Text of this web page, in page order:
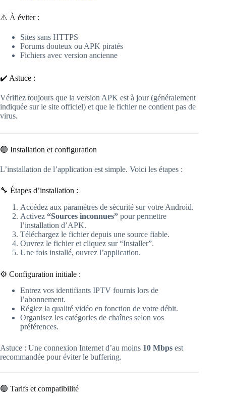
⚠️ À éviter :
Sites sans HTTPS
Forums douteux ou APK piratés
Fichiers avec version ancienne
✔️ Astuce :
Vérifiez toujours que la version APK est à jour (généralement
indiquée sur le site officiel) et que le fichier ne contient pas de
virus.
🟢 Installation et configuration
L’installation de l’application est simple. Voici les étapes :
🔧 Étapes d’installation :
Accédez aux paramètres de sécurité sur votre Android.
Activez “Sources inconnues” pour permettre
l’installation d’APK.
Téléchargez le fichier depuis une source fiable.
Ouvrez le fichier et cliquez sur “Installer”.
Une fois installé, ouvrez l’application.
⚙️ Configuration initiale :
Entrez vos identifiants IPTV fournis lors de
l’abonnement.
Réglez la qualité vidéo en fonction de votre débit.
Organisez les catégories de chaînes selon vos
préférences.
Astuce : Une connexion Internet d’au moins 10 Mbps est
recommandée pour éviter le buffering.
🟢 Tarifs et compatibilité